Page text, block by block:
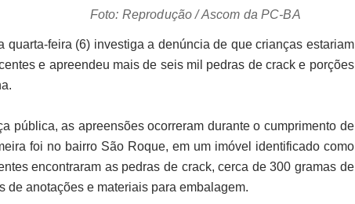
Foto: Reprodução / Ascom da PC-BA
feira (6) investiga a denúncia de que crianças estariam
e apreendeu mais de seis mil pedras de crack e porções
pública, as apreensões ocorreram durante o cumprimento de
foi no bairro São Roque, em um imóvel identificado como
encontraram as pedras de crack, cerca de 300 gramas de
de anotações e materiais para embalagem.